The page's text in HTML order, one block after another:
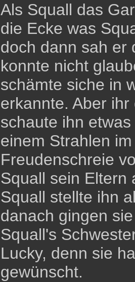
Als Squall das
die Ecke was
doch dann sah er
konnte nicht
schämte siche in
erkannte. Aber
schaute ihn
einem Strahlen
Freudenschreie
Squall sein Eltern
Squall stellte ihn
danach gingen
Squall's
Lucky, denn sie
gewünscht.